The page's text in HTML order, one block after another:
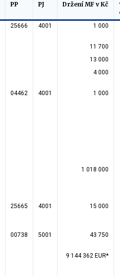
PP PJ Držení MF v Kč
25666 4001 1 000
11 700
13 000
4 000
04462 4001 1 000
1 018 000
25665 4001 15 000
00738 5001 43 750
9 144 362 EUR*